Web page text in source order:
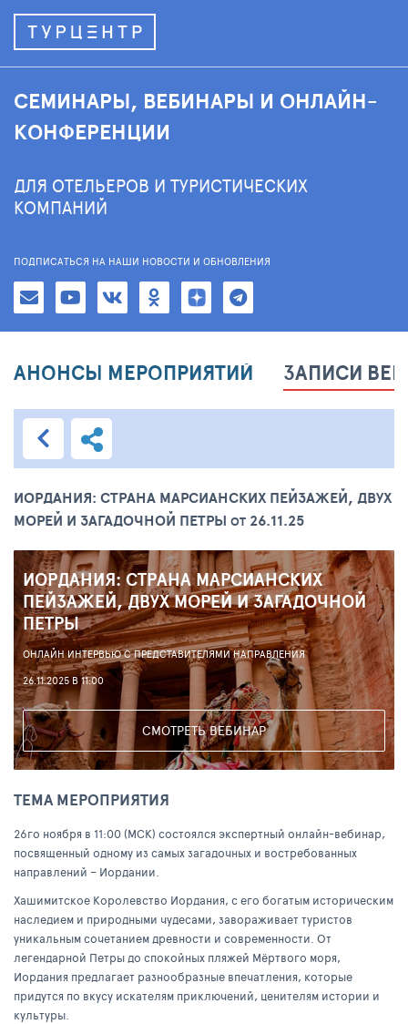
СЕМИНАРЫ, ВЕБИНАРЫ И ОНЛАЙН-
КОНФЕРЕНЦИИ
ДЛЯ ОТЕЛЬЕРОВ И ТУРИСТИЧЕСКИХ
КОМПАНИЙ
ПОДПИСАТЬСЯ НА НАШИ НОВОСТИ И ОБНОВЛЕНИЯ
АНОНСЫ МЕРОПРИЯТИЙ ЗАПИСИ
ИОРДАНИЯ: СТРАНА МАРСИАНСКИХ ПЕЙЗАЖЕЙ, ДВУХ
МОРЕЙ И ЗАГАДОЧНОЙ ПЕТРЫ ОТ 26.11.25
ИОРДАНИЯ: СТРАНА МАРСИАНСКИХ
ПЕЙЗАЖЕЙ, ДВУХ МОРЕЙ И ЗАГАДОЧНОЙ
ПЕТРЫ
ОНЛАЙН ИНТЕРВЬЮ С ПРЕДСТАВИТЕЛЯМИ НАПРАВЛЕНИЯ
26.11.2025 В 11:00
СМОТРЕТЬ ВЕБИНАР
ТЕМА МЕРОПРИЯТИЯ
26го ноября в 11:00 (МСК) состоялся экспертный онлайн-вебинар,
посвященный одному из самых загадочных и востребованных
направлений – Иордании.
Хашимитское Королевство Иордания, с его богатым историческим
наследием и природными чудесами, завораживает туристов
уникальным сочетанием древности и современности. От
легендарной Петры до спокойных пляжей Мёртвого моря,
Иордания предлагает разнообразные впечатления, которые
придутся по вкусу искателям приключений, ценителям истории и
культуры.